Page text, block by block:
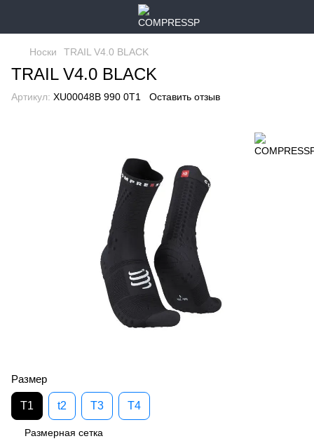
Носки TRAIL V4.0 BLACK
TRAIL V4.0 BLACK
Артикул: XU00048B 990 0T1 Оставить отзыв
Размер
T1 t2 T3 T4
Размерная сетка